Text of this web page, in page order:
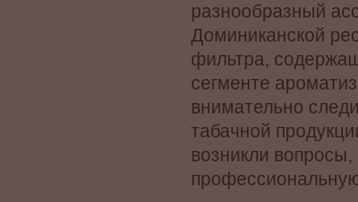
разнообразный
Доминиканской
фильтра,
сегменте
внимательно
табачной
возникли